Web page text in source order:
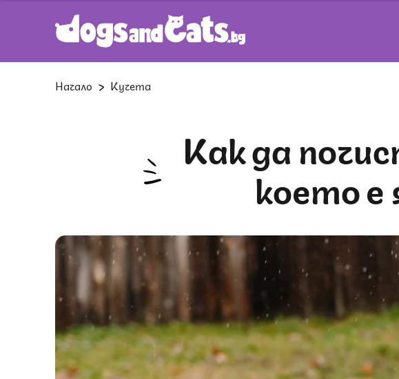
Начало Кучета
Как да почистим устата на куче,
което е